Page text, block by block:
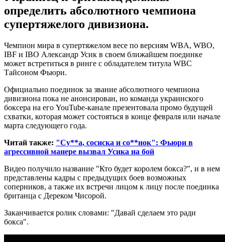
определить абсолютного чемпиона
супертяжелого дивизиона.
Чемпион мира в супертяжелом весе по версиям WBA, WBO,
IBF и IBO Александр Усик в своем ближайшем поединке
может встретиться в ринге с обладателем титула WBC
Тайсоном Фьюри.
Официально поединок за звание абсолютного чемпиона
дивизиона пока не анонсирован, но команда украинского
боксера на его YouTube-канале презентовала промо будущей
схватки, которая может состояться в конце февраля или начале
марта следующего года.
Читай также: "Су**а, сосиска и со**нок": Фьюри в
агрессивной манере вызвал Усика на бой
Видео получило название "Кто будет королем бокса?", и в нем
представлены кадры с предыдущих боев возможных
соперников, а также их встречи лицом к лицу после поединка
британца с Дереком Чисорой.
Заканчивается ролик словами: "Давай сделаем это ради
бокса".